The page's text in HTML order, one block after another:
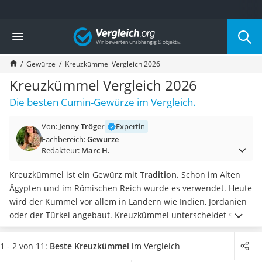
Die beliebtesten Vergleiche nach Kategorie
Lebensmittel
Schwarzkümmelöl
Knäckebrot
Schwarzkümmelöl-Kapseln
Manukahonig
Eiklar
Balsamico-Essig
Schwarzkümmelöl bio
Honig
Gemüsebrühe
Eiskaffee-Pulver
Irischer Whiskey
Grapefruitkernextrakt
Matcha-Set
Vergleich
Gewürze Kreuzkümmel Vergleich 2026
Kreuzkümmel Vergleich 2026
Die besten Cumin-Gewürze im Vergleich.
Von: Jenny Tröger
Expertin
Fachbereich:Gewürze
Redakteur: Marc H.
Kreuzkümmel ist ein Gewürz mit Tradition. Schon im Alten
Ägypten und im Römischen Reich wurde es verwendet. Heute
wird der Kümmel vor allem in Ländern wie Indien, Jordanien
oder der Türkei angebaut. Kreuzkümmel unterscheidet sich
in Geschmack und Aussehen von heimischem Kümmel. Der
Kümmel schmeckt nach Kampfer und ist dominanter als
1 - 2 von 11: Beste Kreuzkümmel im Vergleich